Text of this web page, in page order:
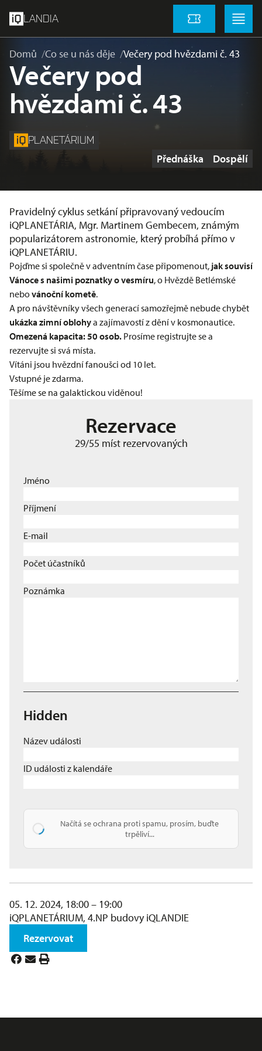
LANDIA Vstupenky
Menu
Domů Co se u nás děje Večery pod hvězdami č. 43
Večery pod
hvězdami č. 43
PLANETÁRIUM
Štítky
Přednáška Dospělí
Pravidelný cyklus setkání připravovaný vedoucím
iQPLANETÁRIA, Mgr. Martinem Gembecem, známým
popularizátorem astronomie, který probíhá přímo v
iQPLANETÁRIU.
Pojďme si společně v adventním čase připomenout, jak souvisí
Vánoce s našimi poznatky o vesmíru, o Hvězdě Betlémské
nebovánoční kometě.
A pro návštěvníky všech generací samozřejmě nebude chybět
ukázka zimní oblohya zajímavostí z dění v kosmonautice.
Omezená kapacita: 50 osob. Prosíme registrujte se a
rezervujte si svá místa.​
Vítáni jsou hvězdní fanoušci od 10 let.
Vstupné je zdarma.
Těšíme se na galaktickou viděnou!
Rezervace
29/55 míst rezervovaných
Jméno
Příjmení
E-mail
Počet účastníků
Poznámka
Hidden
Název události
ID události z kalendáře
Načítá se ochrana proti spamu, prosím, buďte
trpěliví...
05. 12. 2024, 18:00 – 19:00
iQPLANETÁRIUM, 4.NP budovy iQLANDIE
Rezervovat